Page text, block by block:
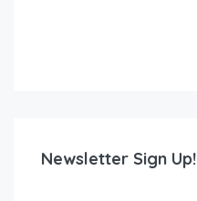
Newsletter Sign Up!